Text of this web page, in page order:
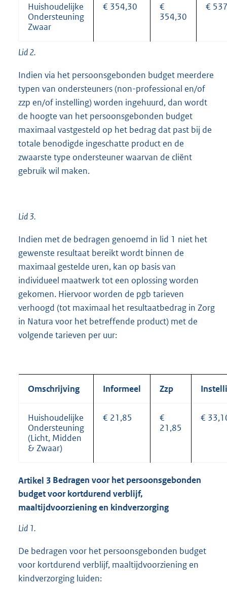
Huishoudelijke
Ondersteuning
Zwaar
€ 354,30
€
354,30
€
Lid 2.
Indien via het persoonsgebonden budget meerdere
typen van ondersteuners (non-professional en/of
zzp en/of instelling) worden ingehuurd, dan wordt
de hoogte van het persoonsgebonden budget
maximaal vastgesteld op het bedrag dat past bij de
totale benodigde ingeschatte product en de
zwaarste type ondersteuner waarvan de cliënt
gebruik wil maken.
Lid 3.
Indien met de bedragen genoemd in lid 1 niet het
gewenste resultaat bereikt wordt binnen de
maximaal gestelde uren, kan op basis van
individueel maatwerk tot een oplossing worden
gekomen. Hiervoor worden de pgb tarieven
verhoogd (tot maximaal het resultaatbedrag in Zorg
in Natura voor het betreffende product) met de
volgende tarieven per uur:
Omschrijving Informeel Zzp
Huishoudelijke
Ondersteuning
(Licht, Midden
& Zwaar)
€ 21,85
€
21,85
€
Artikel 3 Bedragen voor het persoonsgebonden
budget voor kortdurend verblijf,
maaltijdvoorziening en kindverzorging
Lid 1.
De bedragen voor het persoonsgebonden budget
voor kortdurend verblijf, maaltijdvoorziening en
kindverzorging luiden: